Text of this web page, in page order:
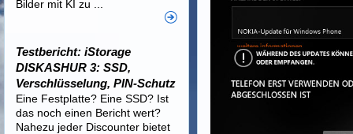
Bilder mit KI zu ...
Testbericht: iStorage
DISKASHUR 3: SSD,
Verschlüsselung, PIN-Schutz
Eine Festplatte? Eine SSD? Ist
das noch einen Bericht wert?
Nahezu jeder Discounter bietet